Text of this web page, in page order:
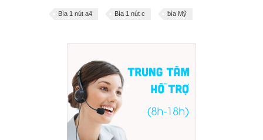
Bìa 1 nút a4 Bìa 1 nút c bìa Mỹ